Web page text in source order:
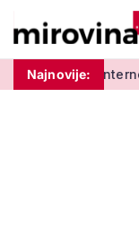
Najnovije:
učenja o internet